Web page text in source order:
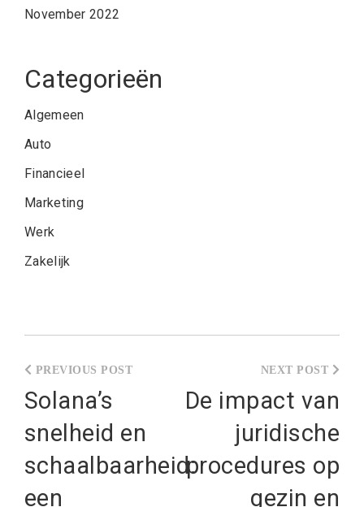
November 2022
Categorieën
Algemeen
Auto
Financieel
Marketing
Werk
Zakelijk
navigation
Solana’s
snelheid en
schaalbaarheid:
een
De impact van
juridische
procedures op
gezin en